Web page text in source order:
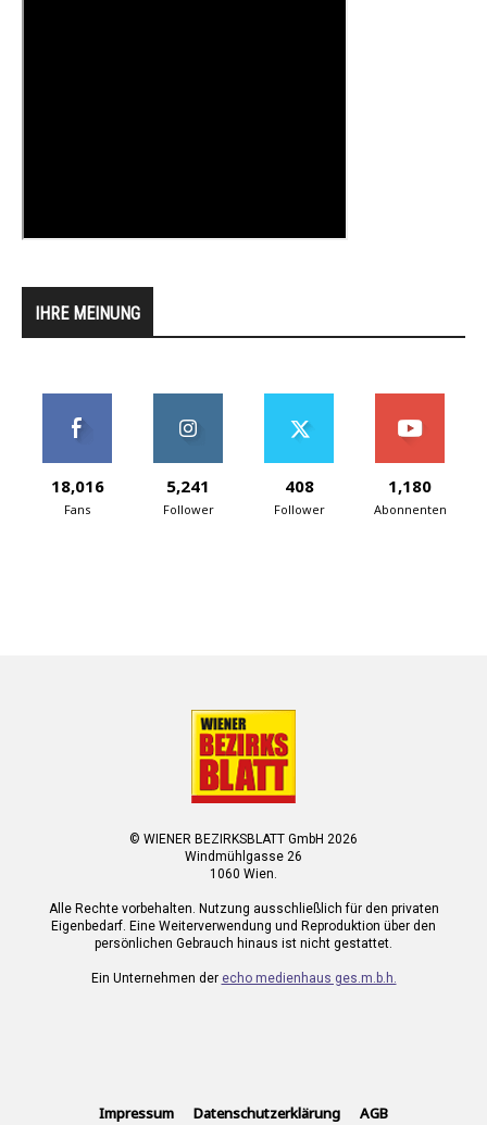
IHRE MEINUNG
18,016
Fans
5,241
Follower
408
Follower
1,180
Abonnenten
© WIENER BEZIRKSBLATT GmbH 2026
Windmühlgasse 26
1060 Wien.
Alle Rechte vorbehalten. Nutzung ausschließlich für den privaten
Eigenbedarf. Eine Weiterverwendung und Reproduktion über den
persönlichen Gebrauch hinaus ist nicht gestattet.
Ein Unternehmen der echo medienhaus ges.m.b.h.
Impressum Datenschutzerklärung AGB